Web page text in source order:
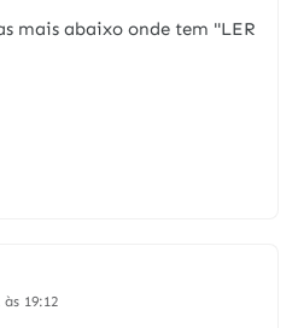
mais abaixo onde tem "LER
19:12